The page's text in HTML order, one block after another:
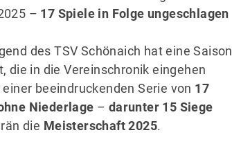
– 17 Spiele in Folge ungeschlagen
des TSV Schönaich hat eine Saison
die in die Vereinschronik eingehen
beeindruckenden Serie von 17
Niederlage – darunter 15 Siege
die Meisterschaft 2025.